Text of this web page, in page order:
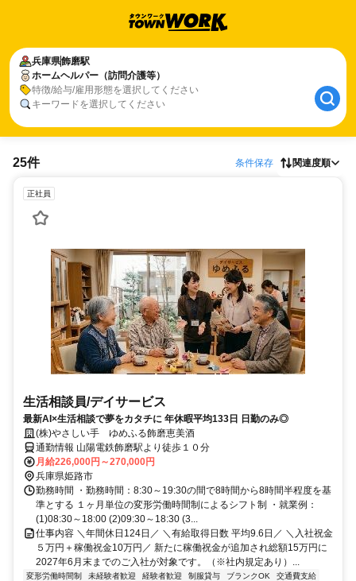
兵庫県飾磨駅
ホームヘルパー（訪問介護等）
特徴/給与/雇用形態を選択してください
キーワードを選択してください
25件 条件保存 関連度順
正社員
生活相談員/デイサービス
最新AI×生活相談で夢をカタチに 年休暇平均133日 日勤のみ◎
(株)やさしい手 ゆめふる飾磨恵美酒
通勤情報 山陽電鉄飾磨駅より徒歩１０分
月給226,000円～270,000円
兵庫県姫路市
勤務時間 ・勤務時間：8:30～19:30の間で8時間から8時間半程度を基
準とする １ヶ月単位の変形労働時間制によるシフト制 ・就業例：
(1)08:30～18:00 (2)09:30～18:30 (3...
仕事内容 ＼年間休日124日／ ＼有給取得日数 平均9.6日／ ＼入社祝金
５万円＋稼働祝金10万円／ 新たに稼働祝金が追加され総額15万円に
2027年6月末までのご入社が対象です。（※社内規定あり）...
変形労働時間制 未経験者歓迎 経験者歓迎 制服貸与 ブランクOK
交通費支給